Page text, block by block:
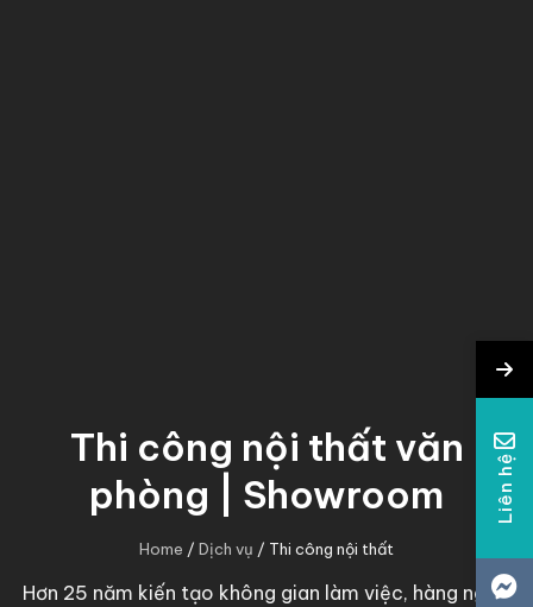
Thi công nội thất văn
phòng | Showroom
Home / Dịch vụ / Thi công nội thất
Hơn 25 năm kiến tạo không gian làm việc, hàng nghìn
Liên hệ